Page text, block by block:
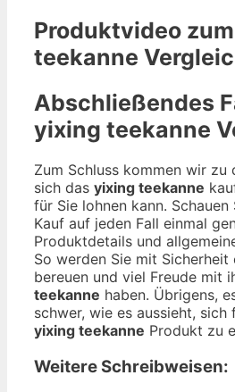
Produktvideo zum
teekanne
Abschließendes
yixing teekanne
Zum Schluss kommen wir zu
sich das yixing teekanne
für Sie lohnen kann.
Kauf auf jeden Fall einmal
Produktdetails und
So werden Sie mit Sicherheit
bereuen und viel Freude mit
teekanne haben. Übrigens,
schwer, wie es aussieht,
yixing teekanne Produkt zu
Weitere Schreibweisen: